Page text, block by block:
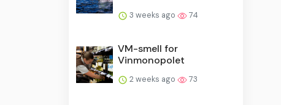
3 weeks ago 74
VM-smell for
Vinmonopolet
2 weeks ago 73